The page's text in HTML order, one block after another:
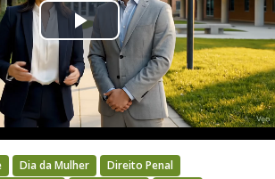
Play
Video
Dia da Mulher
Direito Penal